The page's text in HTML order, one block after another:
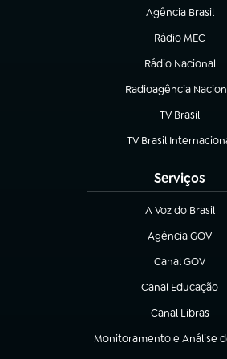
Agência Brasil
(abre em nova
Rádio MEC
(abre em nova
Rádio Nacional
Radioagência
(abre em nova aba)
TV Brasil
(abre em nova
TV Brasil
(abre em nova aba)
Serviços
A Voz do Brasil
(abre em nova
Agência GOV
(abre em nova
Canal GOV
(abre em nova
Canal Educação
(abre em nova aba)
Canal Libras
(abre em nova
Monitoramento e Análise
(abre em nova aba)